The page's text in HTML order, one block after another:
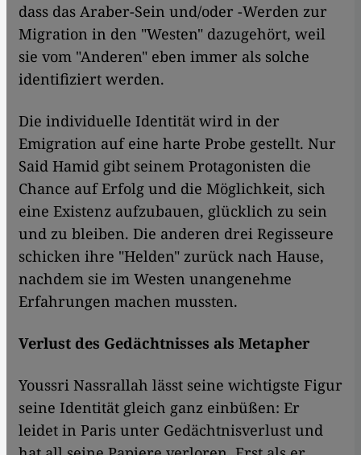
dass das Araber-Sein und/oder -Werden zur
Migration in den "Westen" dazugehört, weil
sie vom "Anderen" eben immer als solche
identifiziert werden.
Die individuelle Identität wird in der
Emigration auf eine harte Probe gestellt. Nur
Said Hamid gibt seinem Protagonisten die
Chance auf Erfolg und die Möglichkeit, sich
eine Existenz aufzubauen, glücklich zu sein
und zu bleiben. Die anderen drei Regisseure
schicken ihre "Helden" zurück nach Hause,
nachdem sie im Westen unangenehme
Erfahrungen machen mussten.
Verlust des Gedächtnisses als Metapher
Youssri Nassrallah lässt seine wichtigste Figur
seine Identität gleich ganz einbüßen: Er
leidet in Paris unter Gedächtnisverlust und